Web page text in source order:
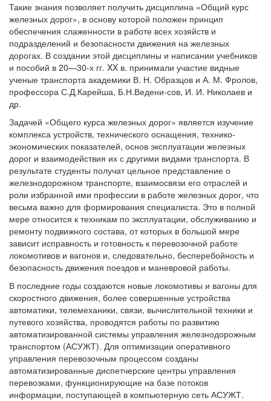
Такие знания позволяет получить дисциплина «Общий курс
железных дорог», в основу которой положен принцип
обеспечения слаженности в работе всех хозяйств и
подразделений и безопасности движения на железных
дорогах. В создании этой дисциплины и написании учебников
и пособий в 20—30-х гг. XX в. принимали участие видные
ученые транспорта академики В. Н. Образцов и А. М. Фролов,
профессора С.Д.Карейша, Б.Н.Ведени-сов, И. И. Николаев и
др.
Задачей «Общего курса железных дорог» является изучение
комплекса устройств, технического оснащения, технико-
экономических показателей, основ эксплуатации железных
дорог и взаимодействия их с другими видами транспорта. В
результате студенты получат цельное представление о
железнодорожном транспорте, взаимосвязи его отраслей и
роли избранной ими профессии в работе железных дорог, что
весьма важно для формирования специалиста. Это в полной
мере относится к техникам по эксплуатации, обслуживанию и
ремонту подвижного состава, от которых в большой мере
зависит исправность и готовность к перевозочной работе
локомотивов и вагонов и, следовательно, бесперебойность и
безопасность движения поездов и маневровой работы.
В последние годы создаются новые локомотивы и вагоны для
скоростного движения, более совершенные устройства
автоматики, телемеханики, связи, вычислительной техники и
путевого хозяйства, проводятся работы по развитию
автоматизированной системы управления железнодорожным
транспортом (АСУЖТ). Для оптимизации оперативного
управления перевозочным процессом созданы
автоматизированные диспетчерские центры управления
перевозками, функционирующие на базе потоков
информации, поступающей в компьютерную сеть АСУЖТ.